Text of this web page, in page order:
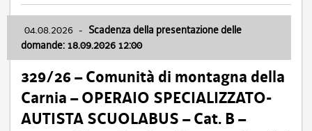
04.08.2026 - Scadenza della presentazione delle
domande: 18.09.2026 12:00
329/26 – Comunità di montagna della
Carnia – OPERAIO SPECIALIZZATO-
AUTISTA SCUOLABUS – Cat. B –